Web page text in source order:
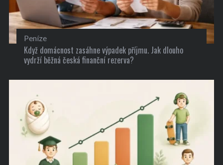
Peníze
Když domácnost zasáhne výpadek příjmu. Jak dlouho
vydrží běžná česká finanční rezerva?